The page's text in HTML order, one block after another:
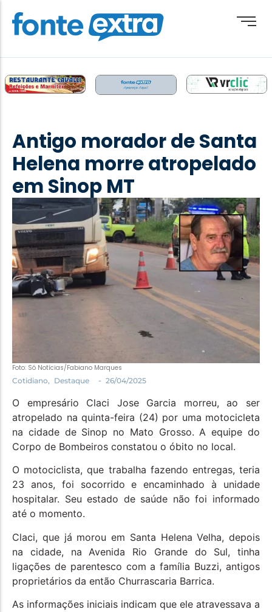
Destaque
Esporte
Geral
Obituário
Paraguai
Paraná
Política
Santa Helena e Região
Saúde e Bem-Estar
Antigo morador de Santa
Helena morre atropelado
em Sinop MT
Foto: Só Notícias/Fabiano Marques
Cotidiano, Destaque - 26/04/2025
O empresário Claci Jose Garcia morreu, ao ser
atropelado na quinta-feira (24) por uma motocicleta
na cidade de Sinop no Mato Grosso. A equipe do
Corpo de Bombeiros constatou o óbito no local.
O motociclista, que trabalha fazendo entregas, teria
23 anos, foi socorrido e encaminhado à unidade
hospitalar. Seu estado de saúde não foi informado
até o momento.
Claci, que já morou em Santa Helena Velha, depois
na cidade, na Avenida Rio Grande do Sul, tinha
ligações de parentesco com a família Buzzi, antigos
proprietários da então Churrascaria Barrica.
As informações iniciais indicam que ele atravessava a